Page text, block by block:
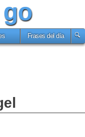
go
Frases del día